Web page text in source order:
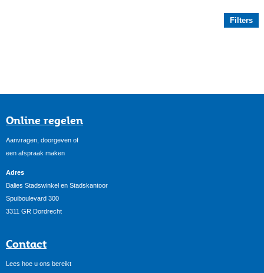
Filters
Online regelen
Aanvragen, doorgeven of
een afspraak maken
Adres
Balies Stadswinkel en Stadskantoor
Spuiboulevard 300
3311 GR Dordrecht
Contact
Lees hoe u ons bereikt